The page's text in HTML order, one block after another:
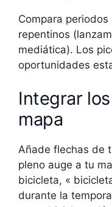
Compara
repentinos
mediática). Los
oportunidades
Integrar
mapa
Añade flechas de
pleno auge a tu
bicicleta, «
durante la